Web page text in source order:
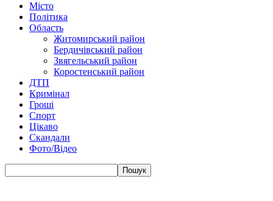
Місто
Політика
Область
Житомирський район
Бердичівський район
Звягельський район
Коростенський район
ДТП
Кримінал
Гроші
Спорт
Цікаво
Скандали
Фото/Відео